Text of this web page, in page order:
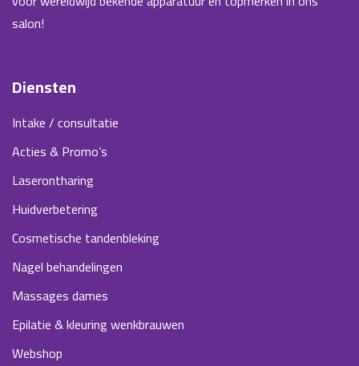
salon!
Diensten
Intake / consultatie
Acties & Promo’s
Laserontharing
Huidverbetering
Cosmetische tandenbleking
Nagel behandelingen
Massages dames
Epilatie & kleuring wenkbrauwen
Webshop